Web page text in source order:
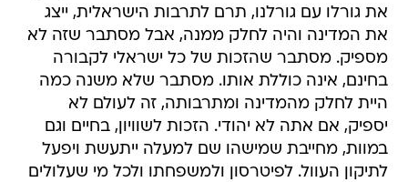
את גורלו עם גורלנו, תרם לתרבות הישראלית, ייצג
את המדינה והיה לחלק ממנה, אבל מסתבר שזה לא
מספיק. מסתבר שהזכות של כל ישראלי לקבורה
בחינם, אינה כוללת אותו. מסתבר שלא משנה כמה
היית לחלק מהמדינה ומתרבותה, זה לעולם לא
יספיק, אם אתה לא יהודי. הזכות לשוויון, בחיים וגם
במוות, מחייבת שמישהו שם למעלה ייתעשת ויפעל
לתיקון העוול. לפיטרסון ולמשפחתו ולכל מי שעלולים